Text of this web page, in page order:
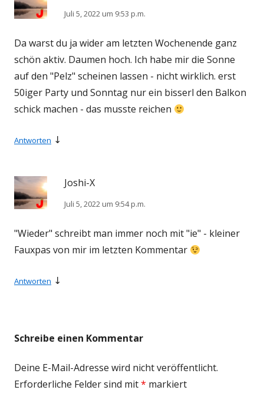
Juli 5, 2022 um 9:53 p.m.
Da warst du ja wider am letzten Wochenende ganz
schön aktiv. Daumen hoch. Ich habe mir die Sonne
auf den "Pelz" scheinen lassen - nicht wirklich. erst
50iger Party und Sonntag nur ein bisserl den Balkon
schick machen - das musste reichen
Antworten ↓
Joshi-X
Juli 5, 2022 um 9:54 p.m.
"Wieder" schreibt man immer noch mit "ie" - kleiner
Fauxpas von mir im letzten Kommentar
Antworten ↓
Schreibe einen Kommentar
Deine E-Mail-Adresse wird nicht veröffentlicht.
Erforderliche Felder sind mit* markiert